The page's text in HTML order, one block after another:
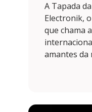
A Tapada
Electronik,
que chama
amantes da